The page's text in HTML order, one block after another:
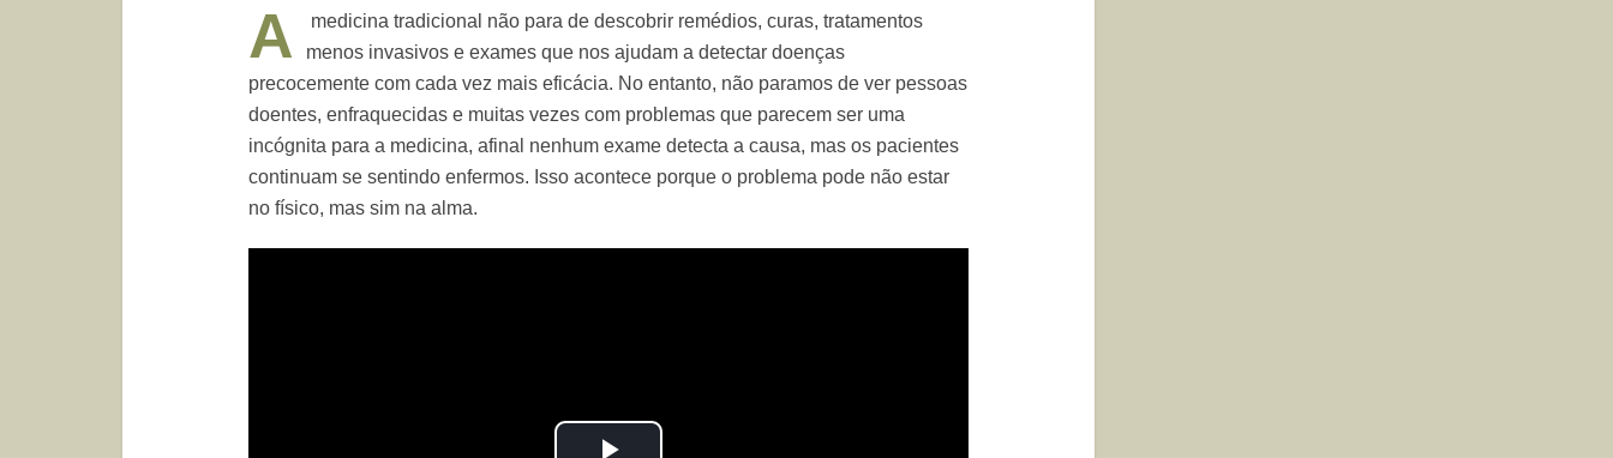
A
medicina tradicional não para de descobrir remédios, curas, tratamentos
menos invasivos e exames que nos ajudam a detectar doenças
precocemente com cada vez mais eficácia. No entanto, não paramos de ver pessoas
doentes, enfraquecidas e muitas vezes com problemas que parecem ser uma
incógnita para a medicina, afinal nenhum exame detecta a causa, mas os pacientes
continuam se sentindo enfermos. Isso acontece porque o problema pode não estar
no físico, mas sim na alma.